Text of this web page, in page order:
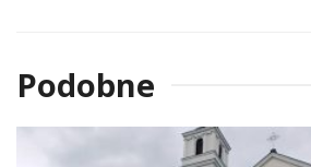
Podobne